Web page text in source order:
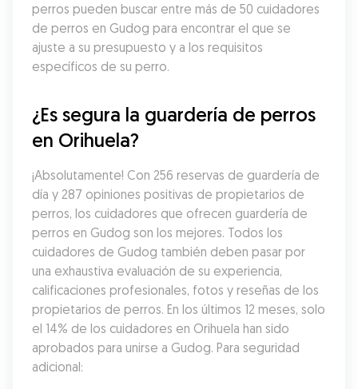
perros pueden buscar entre más de 50 cuidadores
de perros en Gudog para encontrar el que se
ajuste a su presupuesto y a los requisitos
específicos de su perro.
¿Es segura la guardería de perros
en Orihuela?
¡Absolutamente! Con 256 reservas de guardería de
día y 287 opiniones positivas de propietarios de
perros, los cuidadores que ofrecen guardería de
perros en Gudog son los mejores. Todos los
cuidadores de Gudog también deben pasar por
una exhaustiva evaluación de su experiencia,
calificaciones profesionales, fotos y reseñas de los
propietarios de perros. En los últimos 12 meses, solo
el 14% de los cuidadores en Orihuela han sido
aprobados para unirse a Gudog. Para seguridad
adicional: